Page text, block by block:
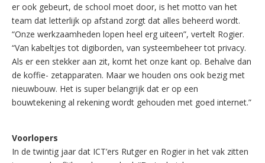
er ook gebeurt, de school moet door, is het motto van het
team dat letterlijk op afstand zorgt dat alles beheerd wordt.
“Onze werkzaamheden lopen heel erg uiteen”, vertelt Rogier.
“Van kabeltjes tot digiborden, van systeembeheer tot privacy.
Als er een stekker aan zit, komt het onze kant op. Behalve dan
de koffie- zetapparaten. Maar we houden ons ook bezig met
nieuwbouw. Het is super belangrijk dat er op een
bouwtekening al rekening wordt gehouden met goed internet.”
Voorlopers
In de twintig jaar dat ICT’ers Rutger en Rogier in het vak zitten